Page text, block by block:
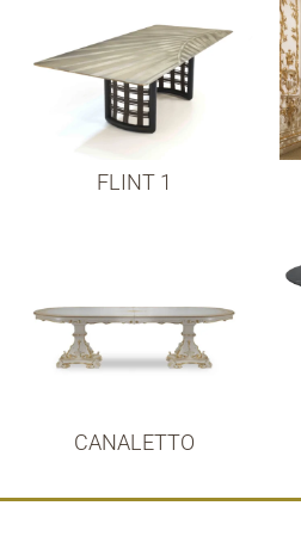
FLINT 1
CANALETTO